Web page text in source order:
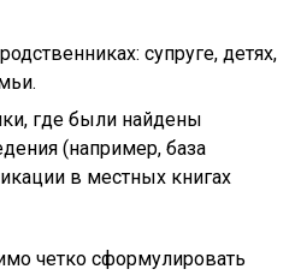
супруге, детях,
где были найдены
(например, база
в местных книгах
четко сформулировать